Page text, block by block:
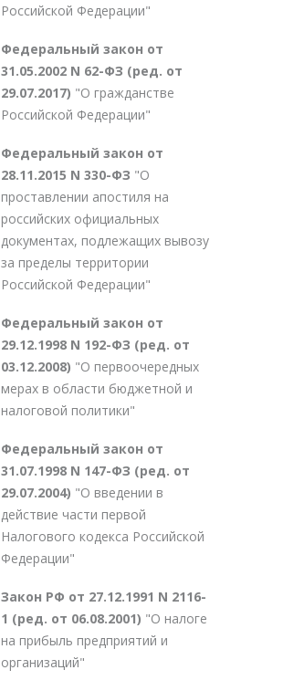
Российской Федерации"
Федеральный закон от
31.05.2002 N 62-ФЗ (ред. от
29.07.2017) "О гражданстве
Российской Федерации"
Федеральный закон от
28.11.2015 N 330-ФЗ "О
проставлении апостиля на
российских официальных
документах, подлежащих вывозу
за пределы территории
Российской Федерации"
Федеральный закон от
29.12.1998 N 192-ФЗ (ред. от
03.12.2008) "О первоочередных
мерах в области бюджетной и
налоговой политики"
Федеральный закон от
31.07.1998 N 147-ФЗ (ред. от
29.07.2004) "О введении в
действие части первой
Налогового кодекса Российской
Федерации"
Закон РФ от 27.12.1991 N 2116-
1 (ред. от 06.08.2001) "О налоге
на прибыль предприятий и
организаций"